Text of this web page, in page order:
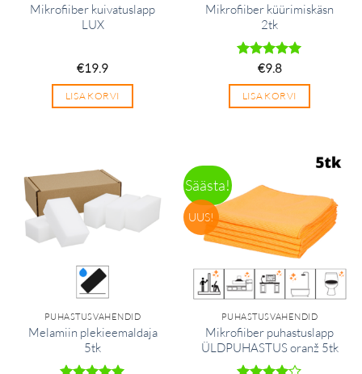
Mikrofiiber kuivatuslapp
LUX
€19.9
LISA KORVI
Mikrofiiber küürimiskäsn
2tk
Hinnanguga
€9.8
LISA KORVI
PUHASTUSVAHENDID
Melamiin plekieemaldaja
5tk
Säästa!
UUS!
PUHASTUSVAHENDID
Mikrofiiber puhastuslapp
ÜLDPUHASTUS oranž 5tk